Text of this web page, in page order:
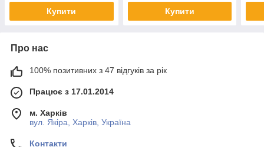
Купити Купити
Про нас
100% позитивних з 47 відгуків за рік
Працює з 17.01.2014
м. Харків
вул. Якіра, Харків, Україна
Контакти